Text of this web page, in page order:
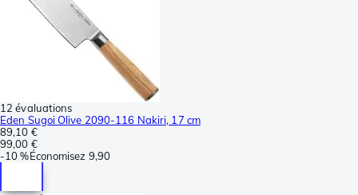
12 évaluations
Eden Sugoi Olive 2090-116 Nakiri, 17 cm
89,10 €
99,00 €
-10 %Économisez 9,90